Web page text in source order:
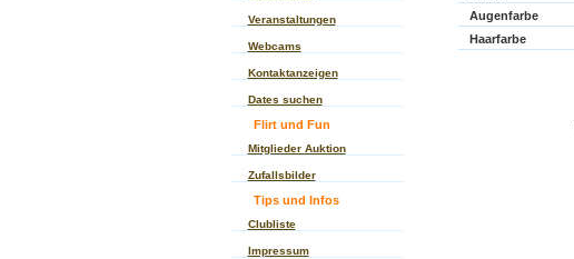
Veranstaltungen
Webcams
Kontaktanzeigen
Dates suchen
Flirt und Fun
Mitglieder Auktion
Zufallsbilder
Tips und Infos
Clubliste
Impressum
Augenfarbe
Haarfarbe